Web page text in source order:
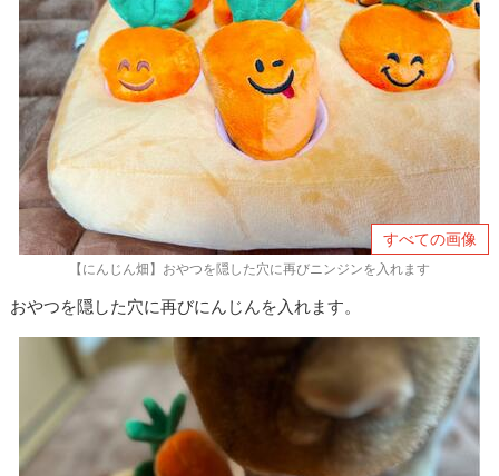
すべての画像
【にんじん畑】おやつを隠した穴に再びニンジンを入れます
おやつを隠した穴に再びにんじんを入れます。